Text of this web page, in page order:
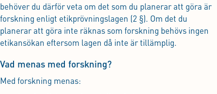
behöver du därför veta om det som du planerar att göra är
forskning enligt etikprövningslagen (2 §). Om det du
planerar att göra inte räknas som forskning behövs ingen
etikansökan eftersom lagen då inte är tillämplig.
Vad menas med forskning?
Med forskning menas: